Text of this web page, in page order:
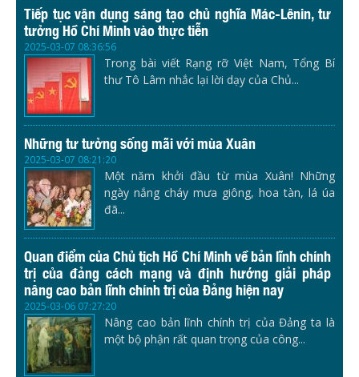
Tiếp tục vận dụng sáng tạo chủ nghĩa Mác-Lênin, tư
tưởng Hồ Chí Minh vào thực tiễn
2025-03-07 08:36:56
Trong bài viết Rạng rỡ Việt Nam, Tổng Bí
thư Tô Lâm nhắc lại lời dạy của Chủ...
Những tư tưởng sống mãi với mùa Xuân
2025-03-07 08:21:20
Một năm khởi đầu từ mùa Xuân! Những
ngày nắng cháy mưa giông, hoa tàn, lá úa
đã...
Quan điểm của Chủ tịch Hồ Chí Minh về bản lĩnh chính
trị của đảng cách mạng và định hướng giải pháp
nâng cao bản lĩnh chính trị của Đảng hiện nay
2025-03-06 07:27:20
Nâng cao bản lĩnh chính trị của Đảng ta là
một bộ phận rất quan trọng của công...